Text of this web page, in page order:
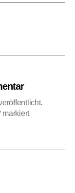
markiert